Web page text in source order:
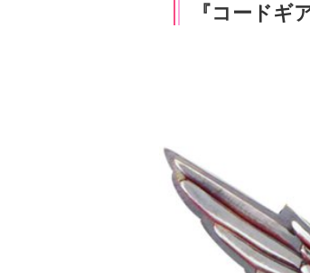
『コードギ